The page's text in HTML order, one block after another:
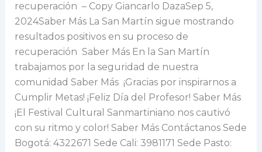
recuperación – Copy Giancarlo DazaSep 5,
2024Saber Más La San Martín sigue mostrando
resultados positivos en su proceso de
recuperación Saber Más En la San Martín
trabajamos por la seguridad de nuestra
comunidad Saber Más ¡Gracias por inspirarnos a
Cumplir Metas! ¡Feliz Día del Profesor! Saber Más
¡El Festival Cultural Sanmartiniano nos cautivó
con su ritmo y color! Saber Más Contáctanos Sede
Bogotá: 4322671 Sede Cali: 3981171 Sede Pasto: